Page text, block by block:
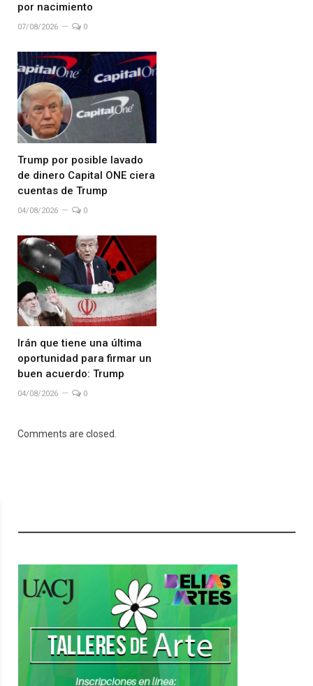
por nacimiento
07/08/2026 0
Trump por posible lavado
de dinero Capital ONE ciera
cuentas de Trump
04/08/2026 0
Irán que tiene una última
oportunidad para firmar un
buen acuerdo: Trump
04/08/2026 0
Comments are closed.